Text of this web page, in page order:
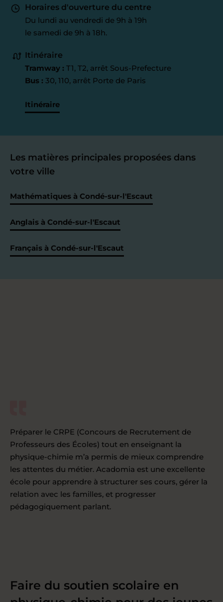
Horaires d'ouverture du centre
Du lundi au vendredi de 9h à 19h
le samedi de 9h à 18h.
Itinéraire
Tramway : T1, T2, arrêt Sous-Prefecture
Bus : 30, 110, arrêt Porte de Paris
Itinéraire
Les matières principales proposées dans
votre ville
Mathématiques à Condé-sur-l'Escaut
Anglais à Condé-sur-l'Escaut
Français à Condé-sur-l'Escaut
Préparer le CRPE (Concours de Recrutement de
Professeurs des Écoles) tout en enseignant la
physique-chimie m’a permis de mieux comprendre
les attentes du métier. Acadomia est une excellente
école pour apprendre à structurer ses cours, gérer la
relation avec les familles, et progresser
pédagogiquement parlant.
Faire du soutien scolaire en